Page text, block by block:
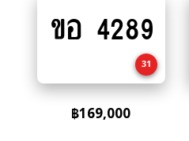
to
ขอ 4289
31
฿169,000